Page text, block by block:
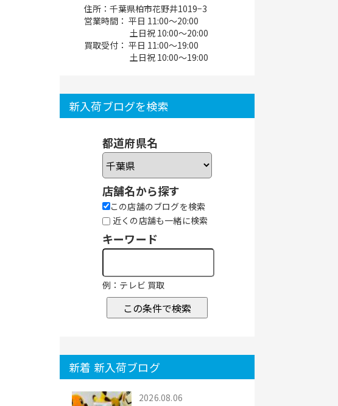
住所：千葉県柏市花野井1019−3
営業時間： 平日 11:00～20:00
土日祝 10:00～20:00
買取受付： 平日 11:00～19:00
土日祝 10:00～19:00
新入荷ブログを検索
都道府県名
店舗名から探す
この店舗のブログを検索
近くの店舗も一緒に検索
キーワード
例：テレビ 買取
この条件で検索
新着 新入荷ブログ
2026.08.06